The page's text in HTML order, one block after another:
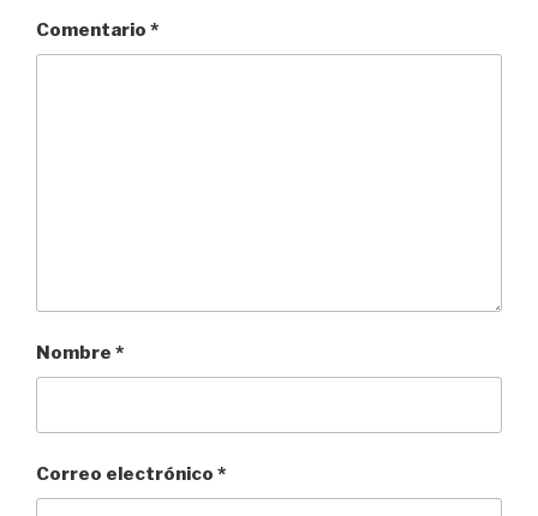
Comentario *
Nombre *
Correo electrónico *